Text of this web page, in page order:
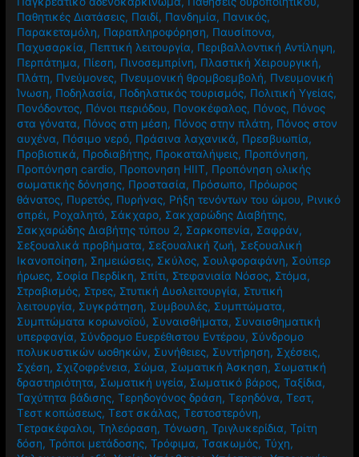
γυναικών,Παγκόσμια Ημέρα κατά της Νόσου Πάρκινσον
Παγκρεατικό αδενοκαρκίνωμα,Παθήσεις ουροποιητικού
Παθητικές Διατάσεις,Παιδί,Πανδημία ,Πανικός,
Παρακεταμόλη,Παραπληροφόρηση,Παυσίπονα,
Παχυσαρκία ,Πεπτική λειτουργία, Περιβαλλοντική Αντίληψη
Περπάτημα,Πίεση, Πινοσεμπρίνη,Πλαστική Χειρουργική,
Πλάτη,Πνεύμονες,Πνευμονική θρομβοεμβολή,Πνευμονική
Ίνωση,Ποδηλασία, Ποδηλατικός τουρισμός, Πολιτική Υγείας
Πονόδοντος , Πόνοι περιόδου, Πονοκέφαλος,Πόνος,Πόνος
στα γόνατα,Πόνος στη μέση,Πόνος στην πλάτη,Πόνος στον
αυχένα,Πόσιμο νερό,Πράσινα λαχανικά, Πρεσβυωπία
Προβιοτικά,Προδιαβήτης,Προκαταλήψεις,Προπόνηση,
Προπόνηση cardio,Προπονηση HIIT,Προπόνηση ολικής
σωματικής δόνησης,Προστασία,Πρόσωπο, Πρόωρος
θάνατος ,Πυρετός ,Πυρήνας ,Ρήξη τενόντων του ώμου
σπρέι,Ροχαλητό,Σάκχαρο,Σακχαρώδης Διαβήτης,
Σακχαρώδης Διαβήτης τύπου 2,Σαρκοπενία,Σαφράν,
Σεξουαλικά προβήματα,Σεξουαλική ζωή,Σεξουαλική
Ικανοποίηση, Σημειώσεις,Σκύλος,Σουλφοραφάνη,Σούπερ
ήρωες,Σοφία Περδίκη,Σπίτι,Στεφανιαία Νόσος,Στόμα
Στραβισμός ,Στρες,Στυτική Δυσλειτουργία,Στυτική
λειτουργία,Συγκράτηση, Συμβουλές,Συμπτώματα,
Συμπτώματα κορωνοϊού,Συναισθήματα,Συναισθηματική
υπερφαγία,Σύνδρομο Ευερέθιστου Εντέρου,Σύνδρομο
πολυκυστικών ωοθηκών,Συνήθειες,Συντήρηση ,Σχέσεις,
Σχέση,Σχιζοφρένεια,Σώμα,Σωματική Άσκηση,Σωματική
δραστηριότητα,Σωματική υγεία,Σωματικό βάρος, Ταξίδια
Ταχύτητα βάδισης,Τερηδογόνος δράση ,Τερηδόνα
Τεστ κοπώσεως,Τεστ σκάλας,Τεστοστερόνη,
Τετρακέφαλοι,Τηλεόραση ,Τόνωση,Τριγλυκερίδια,Τρίτη